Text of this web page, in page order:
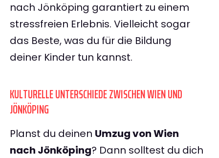
nach Jönköping garantiert zu einem
stressfreien Erlebnis. Vielleicht sogar
das Beste, was du für die Bildung
deiner Kinder tun kannst.
KULTURELLE UNTERSCHIEDE ZWISCHEN WIEN UND
JÖNKÖPING
Planst du deinen Umzug von Wien
nach Jönköping? Dann solltest du dich